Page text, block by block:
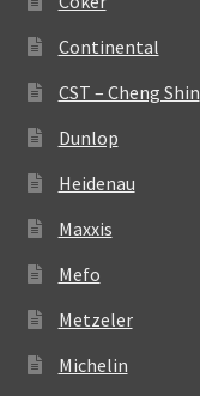
Continental
CST – Cheng Shin
Dunlop
Heidenau
Maxxis
Mefo
Metzeler
Michelin